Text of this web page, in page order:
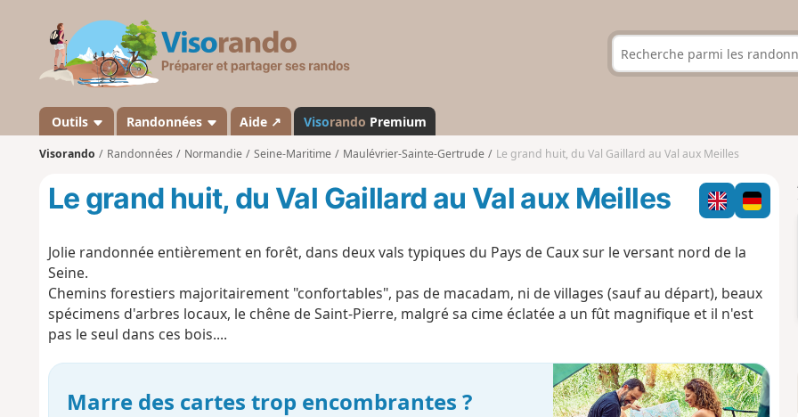
s
a
n
d
Outils Randonnées Aide ↗ Visorando Premium
Visorando Randonnées Normandie Seine-Maritime Maulévrier-Sainte-Gertrude Le grand huit, du Val Gaillard au Val aux Meilles
Le grand huit, du Val Gaillard au Val aux Meilles
Jolie randonnée entièrement en forêt, dans deux vals typiques du Pays de Caux sur le versant nord de la
Seine.
Chemins forestiers majoritairement "confortables", pas de macadam, ni de villages (sauf au départ), beaux
spécimens d'arbres locaux, le chêne de Saint-Pierre, malgré sa cime éclatée a un fût magnifique et il n'est
pas le seul dans ces bois....
Marre des cartes trop encombrantes ?